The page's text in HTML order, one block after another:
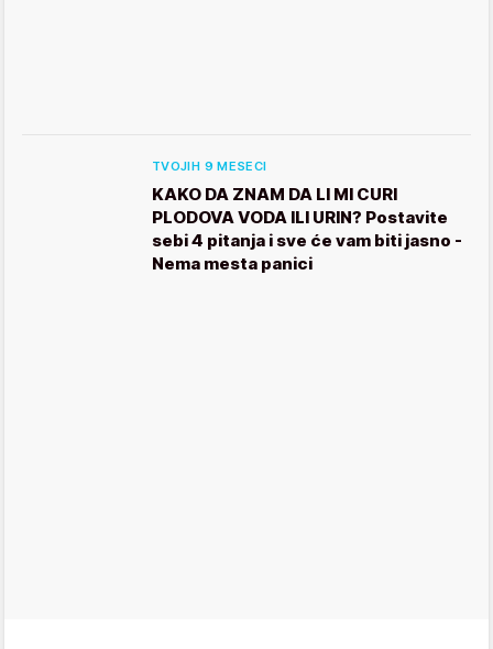
TVOJIH 9 MESECI
KAKO DA ZNAM DA LI MI CURI
PLODOVA VODA ILI URIN? Postavite
sebi 4 pitanja i sve će vam biti jasno -
Nema mesta panici